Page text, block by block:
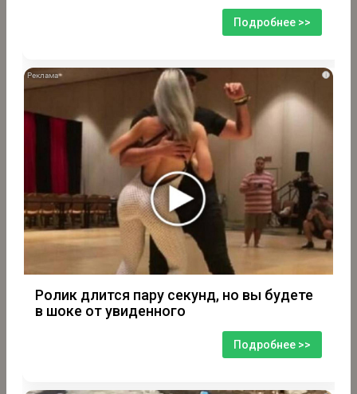
Подробнее >>
i
Ролик длится пару секунд, но вы будете
в шоке от увиденного
Подробнее >>